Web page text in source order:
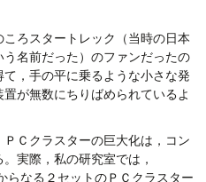
ろスタートレック（当時の日本
名前だった）のファンだったの
，手の平に乗るような小さな発
が無数にちりばめられているよ
Ｃクラスターの巨大化は，コン
実際，私の研究室では，
らなる２セットのＰＣクラスター